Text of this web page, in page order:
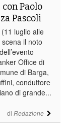
di Redazione
Paolo
Pascoli
luglio alle
il noto
Office di
di Barga,
conduttore
di grande...